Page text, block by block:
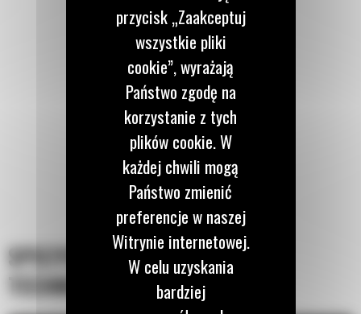
SPECYFIKACJA
TECHNICZNA
przycisk „Zaakceptuj
wszystkie pliki
cookie”, wyrażają
Państwo zgodę na
korzystanie z tych
plików cookie. W
każdej chwili mogą
Państwo zmienić
preferencje w naszej
Witrynie internetowej.
W celu uzyskania
bardziej